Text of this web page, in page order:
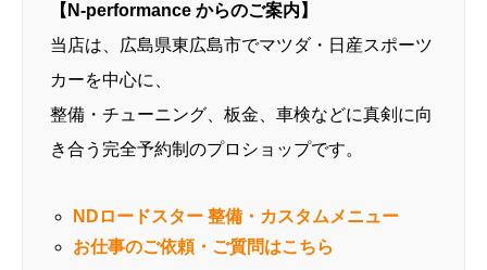
【N-performance からのご案内】
当店は、広島県東広島市でマツダ・日産スポーツ
カーを中心に、
整備・チューニング、板金、車検などに真剣に向
き合う完全予約制のプロショップです。
NDロードスター 整備・カスタムメニュー
お仕事のご依頼・ご質問はこちら